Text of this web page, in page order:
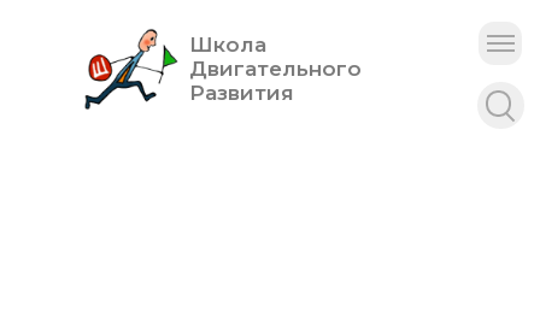
Школа
Двигательного
Развития